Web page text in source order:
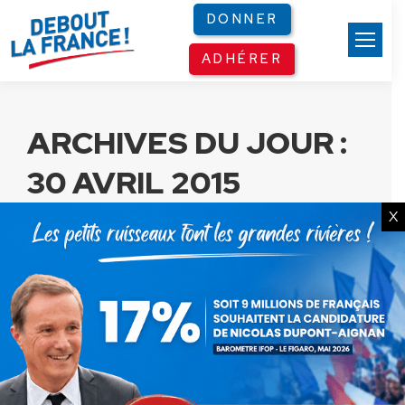
DONNER
ADHÉRER
ARCHIVES DU JOUR :
30 AVRIL 2015
Espionnage de hauts dirigeants
français : Angela Merkel doit
s’excuser et s’expliquer
X
Panneau de gestion des cookies